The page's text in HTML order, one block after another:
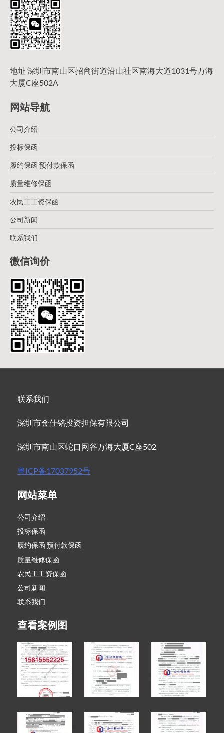
地址 深圳市南山区招商街道沿山社区南海大道1031号万海
大厦C座502A
网站导航
公司介绍
投标保函
履约保函 预付款保函
质量维修保函
农民工工资保函
公司新闻
联系我们
微信询价
联系我们
深圳市金仕铭投资担保有限公司
深圳市南山区蛇口网谷万海大厦C座502
粤ICP备17037952号
网站菜单
公司介绍
投标保函
履约保函 预付款保函
质量维修保函
农民工工资保函
公司新闻
联系我们
查看案例图